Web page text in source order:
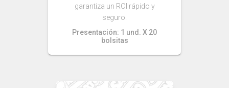
garantiza un ROI rápido y
seguro.
Presentación: 1 und. X 20
bolsitas